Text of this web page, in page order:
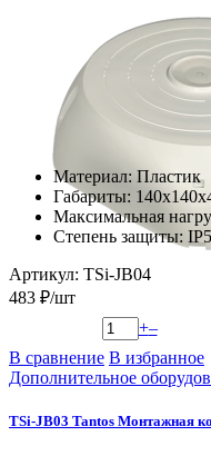
Материал: Пластик
Габариты:
Максимальная
Степень защиты:
Артикул: TSi-JB04
483 ₽/шт
+–
В сравнение В избранное
Дополнительное
TSi-JB03 Tantos Монтажная